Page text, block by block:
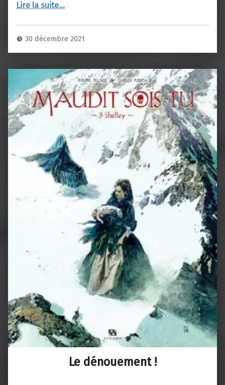
Lire la suite…
30 décembre 2021
Le dénouement !